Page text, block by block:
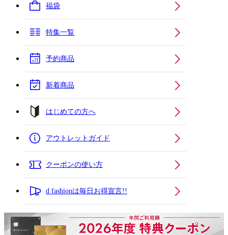
福袋
特集一覧
予約商品
新着商品
はじめての方へ
アウトレットガイド
クーポンの使い方
d fashionは毎日お得宣言!!